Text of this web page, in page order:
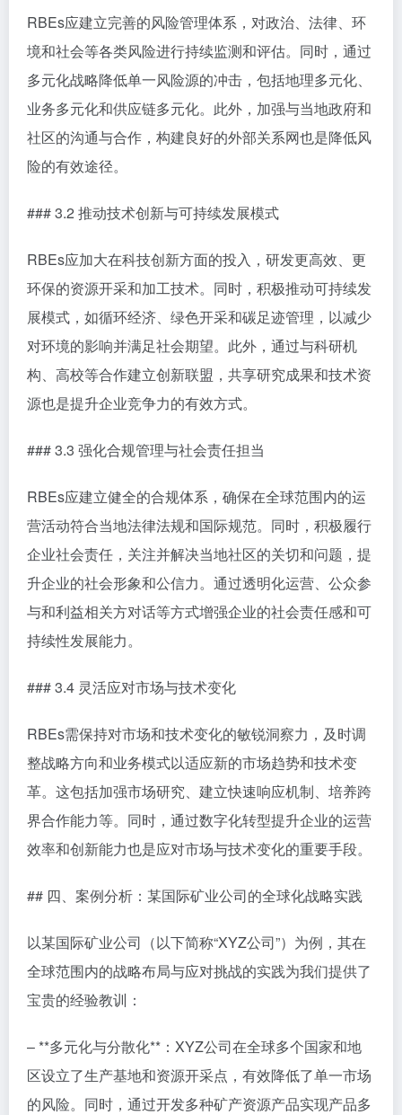
RBEs应建立完善的风险管理体系，对政治、法律、环
境和社会等各类风险进行持续监测和评估。同时，通过
多元化战略降低单一风险源的冲击，包括地理多元化、
业务多元化和供应链多元化。此外，加强与当地政府和
社区的沟通与合作，构建良好的外部关系网也是降低风
险的有效途径。
### 3.2 推动技术创新与可持续发展模式
RBEs应加大在科技创新方面的投入，研发更高效、更
环保的资源开采和加工技术。同时，积极推动可持续发
展模式，如循环经济、绿色开采和碳足迹管理，以减少
对环境的影响并满足社会期望。此外，通过与科研机
构、高校等合作建立创新联盟，共享研究成果和技术资
源也是提升企业竞争力的有效方式。
### 3.3 强化合规管理与社会责任担当
RBEs应建立健全的合规体系，确保在全球范围内的运
营活动符合当地法律法规和国际规范。同时，积极履行
企业社会责任，关注并解决当地社区的关切和问题，提
升企业的社会形象和公信力。通过透明化运营、公众参
与和利益相关方对话等方式增强企业的社会责任感和可
持续性发展能力。
### 3.4 灵活应对市场与技术变化
RBEs需保持对市场和技术变化的敏锐洞察力，及时调
整战略方向和业务模式以适应新的市场趋势和技术变
革。这包括加强市场研究、建立快速响应机制、培养跨
界合作能力等。同时，通过数字化转型提升企业的运营
效率和创新能力也是应对市场与技术变化的重要手段。
## 四、案例分析：某国际矿业公司的全球化战略实践
以某国际矿业公司（以下简称“XYZ公司”）为例，其在
全球范围内的战略布局与应对挑战的实践为我们提供了
宝贵的经验教训：
– **多元化与分散化**：XYZ公司在全球多个国家和地
区设立了生产基地和资源开采点，有效降低了单一市场
的风险。同时，通过开发多种矿产资源产品实现产品多